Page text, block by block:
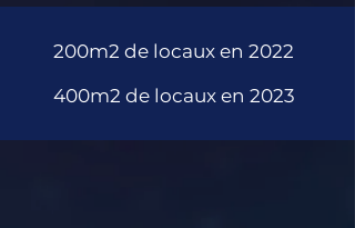
200m2 de locaux en 2022
400m2 de locaux en 2023